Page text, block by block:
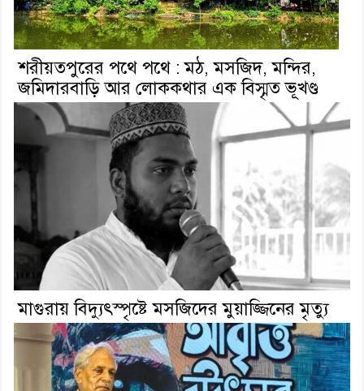
শরীয়তপুরের পথে পথে : মঠ, মসজিদ, মন্দির,
জমিদারবাড়ি আর লোককথার এক বিস্মৃত ভূখণ্ড
মাগুরায় বিদ্যুৎস্পৃষ্টে মসজিদের মুয়াজ্জিনের মৃত্যু